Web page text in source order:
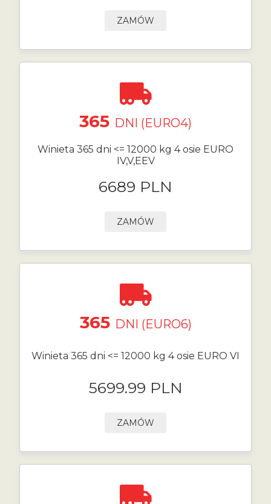
ZAMÓW
365 DNI (EURO4)
Winieta 365 dni <= 12000 kg 4 osie EURO
IV,V,EEV
6689 PLN
ZAMÓW
365 DNI (EURO6)
Winieta 365 dni <= 12000 kg 4 osie EURO VI
5699.99 PLN
ZAMÓW